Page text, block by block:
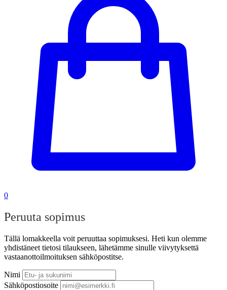
0
Peruuta sopimus
Tällä lomakkeella voit peruuttaa sopimuksesi. Heti kun olemme
yhdistäneet tietosi tilaukseen, lähetämme sinulle viivytyksettä
vastaanottoilmoituksen sähköpostitse.
Nimi
Sähköpostiosoite